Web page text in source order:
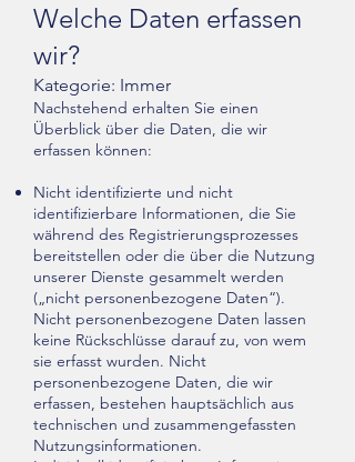
Welche Daten erfassen
wir?
Kategorie: Immer
Nachstehend erhalten Sie einen
Überblick über die Daten, die wir
erfassen können:
Nicht identifizierte und nicht
identifizierbare Informationen, die Sie
während des Registrierungsprozesses
bereitstellen oder die über die Nutzung
unserer Dienste gesammelt werden
(„nicht personenbezogene Daten“).
Nicht personenbezogene Daten lassen
keine Rückschlüsse darauf zu, von wem
sie erfasst wurden. Nicht
personenbezogene Daten, die wir
erfassen, bestehen hauptsächlich aus
technischen und zusammengefassten
Nutzungsinformationen.